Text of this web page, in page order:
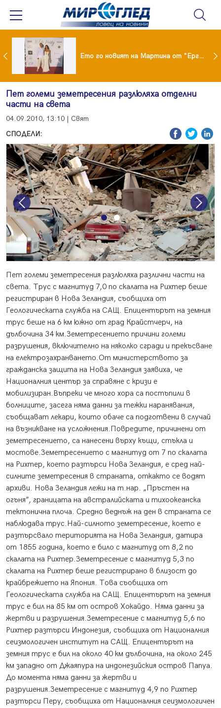
И Ники Кънчев се разведе тайно като Геро Ето го новият на Мартина от "Ергенът"
Пет големи земетресения разлюляха отделни
части на света
04.09.2010, 13:10 | Свят
СПОДЕЛИ:
Previous Next
Пет големи земетресения разлюляха различни части на
света. Трус с магнитуд 7,0 по скалата на Рихтер беше
регистриран в Нова Зеландия, съобщиха от
Геологическата служба на САЩ. Епицентърът на земния
трус беше на 6 км южно от град Крайстчерч, на
дълбочина 34 км.Земетресението причини големи
разрушения, включително на няколко сгради и прекъсване
на електрозахранването.От министерството за
гражданска защита на Нова Зеландия заявиха, че
Националния център за справяне с кризи е
мобилизиран.Въпреки че много хора са постъпили в
болниците, засега няма данни за тежки наранявания,
съобщават лекари, които обаче са подготвени в случай
на възникване на усложнения.Повредите, причинени от
земетресението, са нанесени върху къщи, стъкла и
мостове.Земетресението с магнитуд от 7 по скалата
на Рихтер, което разтърси Нова Зеландия, е сред най-
силните земетресения в страната, откакто се водят
архиви. Нова Зеландия лежи на т.нар. „Пръстен на
огъня”, границата на австралийската и тихоокеанска
тектонична плоча. Средно веднъж на ден в страната се
наблюдава трус.Най-силното земетресение, което е
разтърсвало територията на Нова Зеландия, датира
от 1855 година, което е било с магнитуд от 8,2 по
скалата на Рихтер.Земетресение с магнитуд 5,3 по
скалата на Рихтер беше регистрирано в близост до
крайбрежието на Япония. Това съобщиха от
Геологическата служба на САЩ. Епицентърът на земния
трус е бил на 85 км от остров Хокайдо. Няма данни за
жертви и разрушения.Земетресение с магнитуд 5,6 по
Рихтер разтърси Индонезия, съобщиха от Националния
сеизмологичен институт на САЩ. Епицентърът на
земния трус е бил на около 40 км дълбочина, на около 245
км западно от Джаяпура на индонезийския остров Папуа.
До момента няма данни за жертви и
разрушения.Земетресение с магнитуд 4,9 по Рихтер
разтърси Перу, съобщиха от Националния сеизмологичен